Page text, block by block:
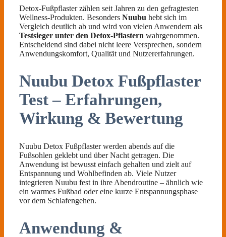
Detox-Fußpflaster zählen seit Jahren zu den gefragtesten
Wellness-Produkten. Besonders Nuubu hebt sich im
Vergleich deutlich ab und wird von vielen Anwendern als
Testsieger unter den Detox-Pflastern wahrgenommen.
Entscheidend sind dabei nicht leere Versprechen, sondern
Anwendungskomfort, Qualität und Nutzererfahrungen.
Nuubu Detox Fußpflaster
Test – Erfahrungen,
Wirkung & Bewertung
Nuubu Detox Fußpflaster werden abends auf die
Fußsohlen geklebt und über Nacht getragen. Die
Anwendung ist bewusst einfach gehalten und zielt auf
Entspannung und Wohlbefinden ab. Viele Nutzer
integrieren Nuubu fest in ihre Abendroutine – ähnlich wie
ein warmes Fußbad oder eine kurze Entspannungsphase
vor dem Schlafengehen.
Anwendung &